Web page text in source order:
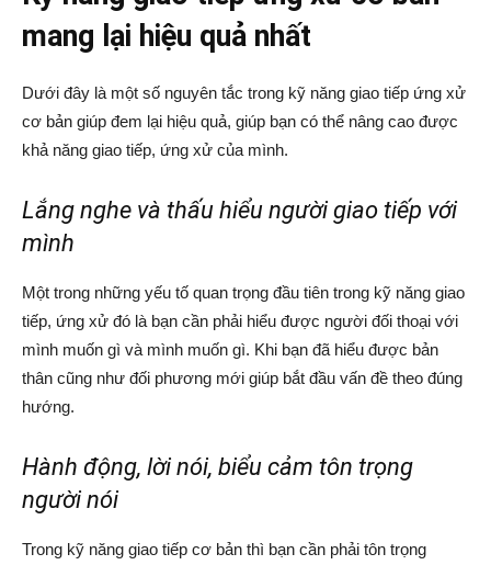
mang lại hiệu quả nhất
Dưới đây là một số nguyên tắc trong kỹ năng giao tiếp ứng xử
cơ bản giúp đem lại hiệu quả, giúp bạn có thể nâng cao được
khả năng giao tiếp, ứng xử của mình.
Lắng nghe và thấu hiểu người giao tiếp với
mình
Một trong những yếu tố quan trọng đầu tiên trong kỹ năng giao
tiếp, ứng xử đó là bạn cần phải hiểu được người đối thoại với
mình muốn gì và mình muốn gì. Khi bạn đã hiểu được bản
thân cũng như đối phương mới giúp bắt đầu vấn đề theo đúng
hướng.
Hành động, lời nói, biểu cảm tôn trọng
người nói
Trong kỹ năng giao tiếp cơ bản thì bạn cần phải tôn trọng